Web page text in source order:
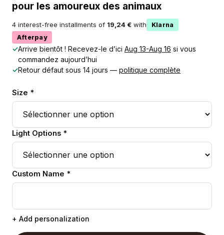
pour les amoureux des animaux
4 interest-free installments of 19,24 € with
Klarna
Afterpay
✓Arrive bientôt ! Recevez-le d’ici Aug 13-Aug 16 si vous
commandez aujourd’hui
✓Retour défaut sous 14 jours — politique complète
Size *
Light Options *
Custom Name *
+ Add personalization